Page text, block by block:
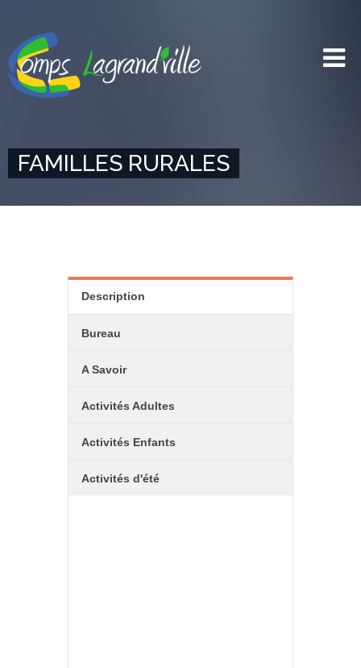
FAMILLES RURALES
Description
Bureau
A Savoir
Activités Adultes
Activités Enfants
Activités d'été